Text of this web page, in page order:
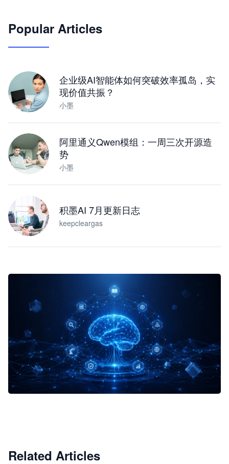
JimoClaw 桌面 AI Agent 工作台
Popular Articles
企业级AI智能体如何突破效率孤岛，实
现价值共振？
小墨
阿里通义Qwen模组：一周三次开源造
势
小墨
积墨AI 7月更新日志
keepcleargas
Related Articles